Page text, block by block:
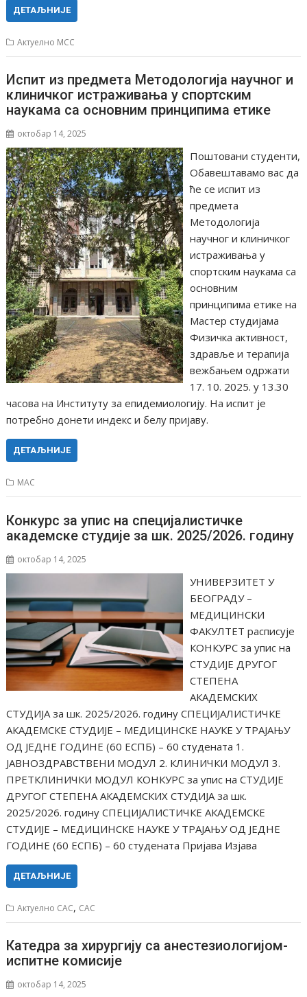
ДЕТАЉНИЈЕ
Актуелно МСС
Испит из предмета Методологија научног и
клиничког истраживања у спортским
наукама са основним принципима етике
октобар 14, 2025
Поштовани студенти,
Обавештавамо вас да
ће се испит из
предмета
Методологија
научног и клиничког
истраживања у
спортским наукама са
основним
принципима етике на
Мастер студијама
Физичка активност,
здравље и терапија
вежбањем одржати
17. 10. 2025. у 13.30
часова на Институту за епидемиологију. На испит је
потребно донети индекс и белу пријаву.
ДЕТАЉНИЈЕ
МАС
Конкурс за упис на специјалистичке
академске студије за шк. 2025/2026. годину
октобар 14, 2025
УНИВЕРЗИТЕТ У
БЕОГРАДУ –
МЕДИЦИНСКИ
ФАКУЛТЕТ расписује
КОНКУРС за упис на
СТУДИЈЕ ДРУГОГ
СТЕПЕНА
АКАДЕМСКИХ
СТУДИЈА за шк. 2025/2026. годину СПЕЦИЈАЛИСТИЧКЕ
АКАДЕМСКЕ СТУДИЈЕ – МЕДИЦИНСКЕ НАУКЕ У ТРАЈАЊУ
ОД ЈЕДНЕ ГОДИНЕ (60 ЕСПБ) – 60 студената 1.
ЈАВНОЗДРАВСТВЕНИ МОДУЛ 2. КЛИНИЧКИ МОДУЛ 3.
ПРЕТКЛИНИЧКИ МОДУЛ КОНКУРС за упис на СТУДИЈЕ
ДРУГОГ СТЕПЕНА АКАДЕМСКИХ СТУДИЈА за шк.
2025/2026. годину СПЕЦИЈАЛИСТИЧКЕ АКАДЕМСКЕ
СТУДИЈЕ – МЕДИЦИНСКЕ НАУКЕ У ТРАЈАЊУ ОД ЈЕДНЕ
ГОДИНЕ (60 ЕСПБ) – 60 студената Пријава Изјава
ДЕТАЉНИЈЕ
Актуелно САС, САС
Катедрa за хирургију са анестезиологијом-
испитне комисије
октобар 14, 2025